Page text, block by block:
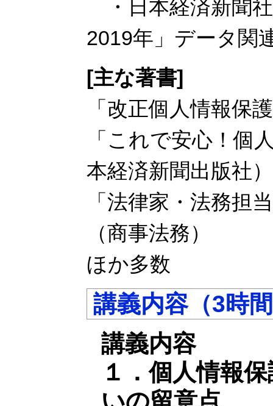
・日本経済新聞
2019年」データ関
[主な著書]
「改正個人情報保
「これで安心！個
本経済新聞出版社）
「法律家・法務担
（商事法務）
ほか多数
講義内容（3時
講義内容
１．個人情報